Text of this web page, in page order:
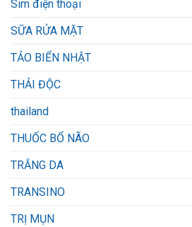
Sim điện thoại
SỮA RỬA MẶT
TẢO BIỂN NHẬT
THẢI ĐỘC
thailand
THUỐC BỔ NÃO
TRẮNG DA
TRANSINO
TRỊ MỤN